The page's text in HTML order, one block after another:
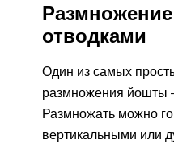
отводками
Один из самых
размножения йошты
Размножать можно
вертикальными или